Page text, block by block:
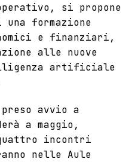
si propone
formazione
e finanziari,
alle nuove
artificiale
avvio a
a maggio,
incontri
nelle Aule